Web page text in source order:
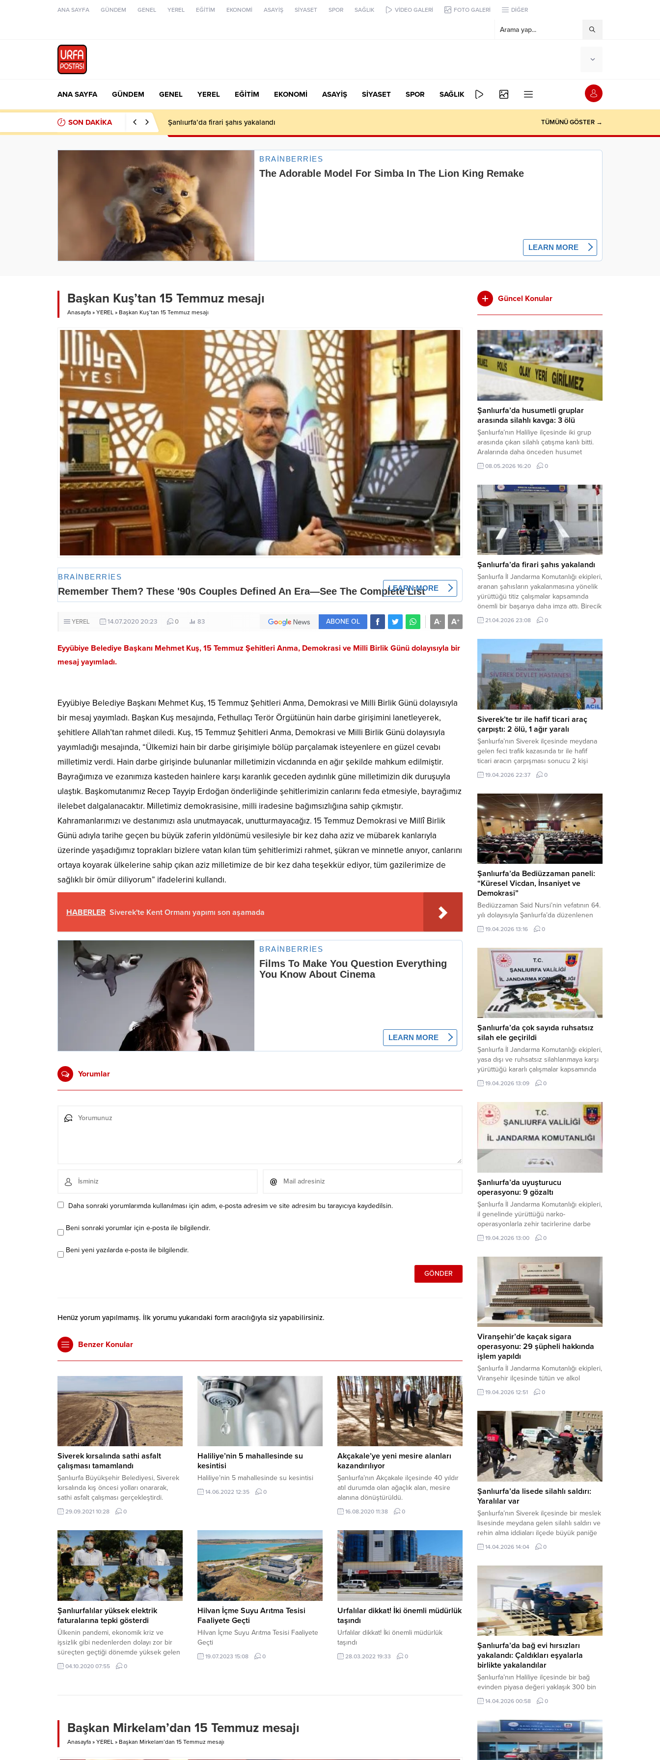
ANA SAYFA GÜNDEM GENEL YEREL EĞİTİM EKONOMİ ASAYİŞ SİYASET SPOR SAĞLIK VİDEO GALERİ FOTO GALERİ DİĞER
ANA SAYFA GÜNDEM GENEL YEREL EĞİTİM EKONOMİ ASAYİŞ SİYASET SPOR SAĞLIK
SON DAKİKA Şanlıurfa’da firari şahıs yakalandı TÜMÜNÜ GÖSTER →
Başkan Kuş’tan 15 Temmuz mesajı
Anasayfa » YEREL » Başkan Kuş’tan 15 Temmuz mesajı
YEREL 14.07.2020 20:23 0 83 A+
A-
ABONE OL
Eyyübiye Belediye Başkanı Mehmet Kuş, 15 Temmuz Şehitleri Anma, Demokrasi ve Milli Birlik Günü dolayısıyla bir
mesaj yayımladı.
Eyyübiye Belediye Başkanı Mehmet Kuş, 15 Temmuz Şehitleri Anma, Demokrasi ve Milli Birlik Günü dolayısıyla
bir mesaj yayımladı. Başkan Kuş mesajında, Fethullaçı Terör Örgütünün hain darbe girişimini lanetleyerek,
şehitlere Allah’tan rahmet diledi. Kuş, 15 Temmuz Şehitleri Anma, Demokrasi ve Milli Birlik Günü dolayısıyla
yayımladığı mesajında, “Ülkemizi hain bir darbe girişimiyle bölüp parçalamak isteyenlere en güzel cevabı
milletimiz verdi. Hain darbe girişinde bulunanlar milletimizin vicdanında en ağır şekilde mahkum edilmiştir.
Bayrağımıza ve ezanımıza kasteden hainlere karşı karanlık geceden aydınlık güne milletimizin dik duruşuyla
ulaştık. Başkomutanımız Recep Tayyip Erdoğan önderliğinde şehitlerimizin canlarını feda etmesiyle, bayrağımız
ilelebet dalgalanacaktır. Milletimiz demokrasisine, milli iradesine bağımsızlığına sahip çıkmıştır.
Kahramanlarımızı ve destanımızı asla unutmayacak, unutturmayacağız. 15 Temmuz Demokrasi ve Millî Birlik
Günü adıyla tarihe geçen bu büyük zaferin yıldönümü vesilesiyle bir kez daha aziz ve mübarek kanlarıyla
üzerinde yaşadığımız toprakları bizlere vatan kılan tüm şehitlerimizi rahmet, şükran ve minnetle anıyor, canlarını
ortaya koyarak ülkelerine sahip çıkan aziz milletimize de bir kez daha teşekkür ediyor, tüm gazilerimize de
sağlıklı bir ömür diliyorum” ifadelerini kullandı.
HABERLER Siverek'te Kent Ormanı yapımı son aşamada
Yorumlar
Daha sonraki yorumlarımda kullanılması için adım, e-posta adresim ve site adresim bu tarayıcıya kaydedilsin.
Beni sonraki yorumlar için e-posta ile bilgilendir.
Beni yeni yazılarda e-posta ile bilgilendir.
Henüz yorum yapılmamış. İlk yorumu yukarıdaki form aracılığıyla siz yapabilirsiniz.
Benzer Konular
Siverek kırsalında sathi asfalt
çalışması tamamlandı
Şanlıurfa Büyükşehir Belediyesi, Siverek
kırsalında kış öncesi yolları onararak,
sathi asfalt çalışması gerçekleştirdi.
29.09.2021 10:28 0
Haliliye’nin 5 mahallesinde su
kesintisi
Haliliye’nin 5 mahallesinde su kesintisi
14.06.2022 12:35 0
Akçakale’ye yeni mesire alanları
kazandırılıyor
Şanlıurfa’nın Akçakale ilçesinde 40 yıldır
atıl durumda olan ağaçlık alan, mesire
alanına dönüştürüldü.
16.08.2020 11:38 0
Şanlıurfalılar yüksek elektrik
faturalarına tepki gösterdi
Ülkenin pandemi, ekonomik kriz ve
işsizlik gibi nedenlerden dolayı zor bir
süreçten geçtiği dönemde yüksek gelen
faturalar vatandaşları mağdur ediyor.
04.10.2020 07:55 0
Hilvan İçme Suyu Arıtma Tesisi
Faaliyete Geçti
Hilvan İçme Suyu Arıtma Tesisi Faaliyete
Geçti
19.07.2023 15:08 0
Urfalılar dikkat! İki önemli müdürlük
taşındı
Urfalılar dikkat! İki önemli müdürlük
taşındı
28.03.2022 19:33 0
Başkan Mirkelam’dan 15 Temmuz mesajı
Anasayfa » YEREL » Başkan Mirkelam’dan 15 Temmuz mesajı
Güncel Konular
Şanlıurfa’da husumetli gruplar
arasında silahlı kavga: 3 ölü
Şanlıurfa’nın Haliliye ilçesinde iki grup
arasında çıkan silahlı çatışma kanlı bitti.
Aralarında daha önceden husumet
olduğu öğrenilen tarafların kavgası
neticesinde 3 kişi olay yerinde yaşamını
ilçesine bağlı kırsal Konaç Mahallesi’nde
meydana geldi. Edinilen bilgilere göre,
aralarında husumet bulunan iki grup
arasında henüz belirlenemeyen bir...
08.05.2026 16:20 0
Şanlıurfa’da firari şahıs yakalandı
Şanlıurfa İl Jandarma Komutanlığı ekipleri,
aranan şahısların yakalanmasına yönelik
yürüttüğü titiz çalışmalar kapsamında
önemli bir başarıya daha imza attı. Birecik
ilçesinde düzenlenen operasyonla,
hakkında kesinleşmiş hapis cezası
teslim edildi. Haber Merkezi – Şanlıurfa
Valiliği İl Basın ve Halkla İlişkiler
Müdürlüğü tarafından yapılan açıklamaya
göre; İl...
21.04.2026 23:08 0
Siverek’te tır ile hafif ticari araç
çarpıştı: 2 ölü, 1 ağır yaralı
Şanlıurfa’nın Siverek ilçesinde meydana
gelen feci trafik kazasında tır ile hafif
ticari aracın çarpışması sonucu 2 kişi
yaşamını yitirdi, 1 kişi ise ağır yaralandı.
Haber Merkezi – Siverek-Adıyaman kara
çarpışması sonucu meydana gelen
kazada can pazarı yaşandı. Kafa Kafaya
Çarpıştılar Edinilen bilgilere göre,
Hüseyin Çelik (29)...
19.04.2026 22:37 0
Şanlıurfa’da Bediüzzaman paneli:
“Küresel Vicdan, İnsaniyet ve
Demokrasi”
Bediüzzaman Said Nursi’nin vefatının 64.
yılı dolayısıyla Şanlıurfa’da düzenlenen
panelde, günümüzün manevi ve
toplumsal sorunlarına Risale-i Nur
Necmettin Cevheri Kültür Merkezi’nde
gerçekleştirilen “Küresel Vicdan,
İnsaniyet ve Demokrasi” başlıklı panel,
hürriyet, adalet ve hukuk vurgularıyla
yoğun katılıma sahne oldu. Haber
Merkezi – Bediüzzaman Eğitim Kültür ve
Sanat...
19.04.2026 13:16 0
Şanlıurfa’da çok sayıda ruhsatsız
silah ele geçirildi
Şanlıurfa İl Jandarma Komutanlığı ekipleri,
yasa dışı ve ruhsatsız silahlanmaya karşı
yürüttüğü kararlı çalışmalar kapsamında
Bozova ilçesinde bir ikamete operasyon
düzenledi. Yapılan aramada çok sayıda
mühimmat ele geçirildi. Haber Merkezi –
Şanlıurfa Valiliği İl Basın ve Halkla İlişkiler
Müdürlüğü tarafından yapılan açıklamaya
göre; 17 Nisan...
19.04.2026 13:09 0
Şanlıurfa’da uyuşturucu
operasyonu: 9 gözaltı
Şanlıurfa İl Jandarma Komutanlığı ekipleri,
il genelinde yürüttüğü narko-
operasyonlarla zehir tacirlerine darbe
indirdi. Üç ilçede eş zamanlı
gerçekleştirilen faaliyetlerde çeşitli
şüpheli hakkında adli işlem başlatıldı.
Haber Merkezi – Şanlıurfa Valiliği İl Basın
ve Halkla İlişkiler Müdürlüğü’nden yapılan
açıklamaya göre, İl Jandarma Komutanlığı
tarafından “Narkotik Suçlarla...
19.04.2026 13:00 0
Viranşehir’de kaçak sigara
operasyonu: 29 şüpheli hakkında
işlem yapıldı
Şanlıurfa İl Jandarma Komutanlığı ekipleri,
Viranşehir ilçesinde tütün ve alkol
kaçakçılığına yönelik yürüttüğü kapsamlı
çalışmalar neticesinde binlerce paket
Operasyon kapsamında çok sayıda şahıs
hakkında adli süreç başlatıldı. Haber
Merkezi – Şanlıurfa Valiliği bünyesinde İl
Jandarma Komutanlığı tarafından
gerçekleştirilen “Tütün ve Alkol
Kaçakçılarına Yönelik Çalışmalar” tüm...
19.04.2026 12:51 0
Şanlıurfa’da lisede silahlı saldırı:
Yaralılar var
Şanlıurfa’nın Siverek ilçesinde bir meslek
lisesinde meydana gelen silahlı saldırı ve
rehin alma iddiaları ilçede büyük paniğe
neden oldu. Olay yerine çok sayıda özel
harekat polisi ve sağlık ekibi sevk
çalışmaları devam ediyor. Haber Merkezi
– Siverek ilçesi Hasan Çelebi
Mahallesi’nde bulunan Ahmet Koyuncu
Mesleki...
14.04.2026 14:04 0
Şanlıurfa’da bağ evi hırsızları
yakalandı: Çaldıkları eşyalarla
birlikte yakalandılar
Şanlıurfa’nın Haliliye ilçesinde bir bağ
evinden piyasa değeri yaklaşık 300 bin
TL olan eşyaları çalan şüpheliler,
jandarmanın başarılı operasyonuyla
şüpheliden 2’si tutuklanarak cezaevine
gönderildi. Haber Merkezi – Şanlıurfa İl
Jandarma Komutanlığı, “Faili Meçhul
Hırsızlık Olaylarının Aydınlatılmasına”
14.04.2026 00:58 0